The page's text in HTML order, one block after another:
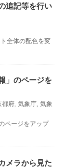
追記等を行い
全体の配色を変
」のページを
都府, 気象庁, 気象
ページをアップ
メラから見た